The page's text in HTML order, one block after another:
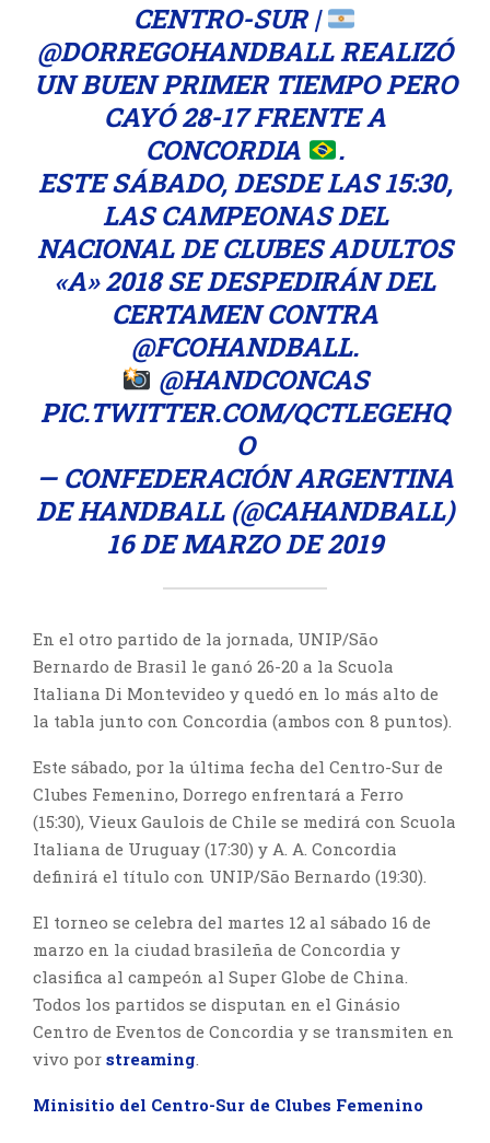
CENTRO-SUR |
@DORREGOHANDBALLREALIZÓ
UN BUEN PRIMER TIEMPO PERO
CAYÓ 28-17 FRENTE A
CONCORDIA
.
ESTE SÁBADO, DESDE LAS 15:30,
LAS CAMPEONAS DEL
NACIONAL DE CLUBES ADULTOS
«A» 2018 SE DESPEDIRÁN DEL
CERTAMEN CONTRA
@FCOHANDBALL.
@HANDCONCAS
PIC.TWITTER.COM/QCTLEGEHQ
O
— CONFEDERACIÓN ARGENTINA
DE HANDBALL (@CAHANDBALL)
16 DE MARZO DE 2019
En el otro partido de la jornada, UNIP/São
Bernardo de Brasil le ganó 26-20 a la Scuola
Italiana Di Montevideo y quedó en lo más alto de
la tabla junto con Concordia (ambos con 8 puntos).
Este sábado, por la última fecha del Centro-Sur de
Clubes Femenino, Dorrego enfrentará a Ferro
(15:30), Vieux Gaulois de Chile se medirá con Scuola
Italiana de Uruguay (17:30) y A. A. Concordia
definirá el título con UNIP/São Bernardo (19:30).
El torneo se celebra del martes 12 al sábado 16 de
marzo en la ciudad brasileña de Concordia y
clasifica al campeón al Super Globe de China.
Todos los partidos se disputan en el Ginásio
Centro de Eventos de Concordia y se transmiten en
vivo por streaming.
Minisitio del Centro-Sur de Clubes Femenino